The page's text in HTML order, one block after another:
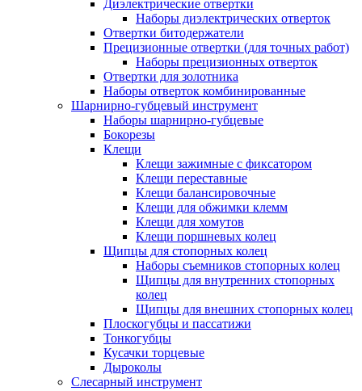
Диэлектрические отвертки
Наборы диэлектрических отверток
Отвертки битодержатели
Прецизионные отвертки (для точных работ)
Наборы прецизионных отверток
Отвертки для золотника
Наборы отверток комбинированные
Шарнирно-губцевый инструмент
Наборы шарнирно-губцевые
Бокорезы
Клещи
Клещи зажимные с фиксатором
Клещи переставные
Клещи балансировочные
Клещи для обжимки клемм
Клещи для хомутов
Клещи поршневых колец
Щипцы для стопорных колец
Наборы съемников стопорных колец
Щипцы для внутренних стопорных
колец
Щипцы для внешних стопорных колец
Плоскогубцы и пассатижи
Тонкогубцы
Кусачки торцевые
Дыроколы
Слесарный инструмент